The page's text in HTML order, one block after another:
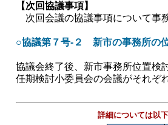
【次回協議事項】
次回会議の協議事項について事
○協議第７号‐２ 新市の事務所の
協議会終了後、新市事務所位置検
任期検討小委員会の会議がそれぞ
詳細については以